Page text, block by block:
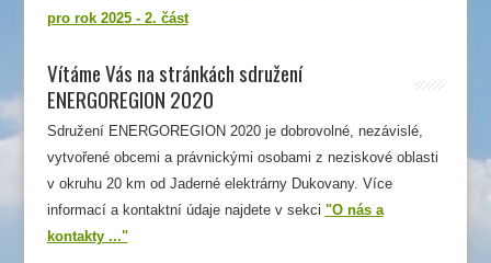
pro rok 2025 - 2. část
Vítáme Vás na stránkách sdružení
ENERGOREGION 2020
Sdružení ENERGOREGION 2020 je dobrovolné, nezávislé,
vytvořené obcemi a právnickými osobami z neziskové oblasti
v okruhu 20 km od Jaderné elektrárny Dukovany. Více
informací a kontaktní údaje najdete v sekci "O nás a
kontakty ..."